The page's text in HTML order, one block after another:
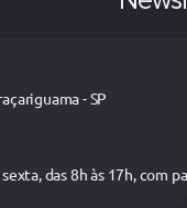
- SP
das 8h às 17h, com